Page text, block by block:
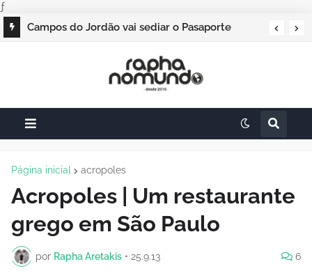
ƒ
Campos do Jordão vai sediar o Pasaporte
Página inicial acropoles
Acropoles | Um restaurante
grego em São Paulo
por Rapha Aretakis • 25.9.13 6